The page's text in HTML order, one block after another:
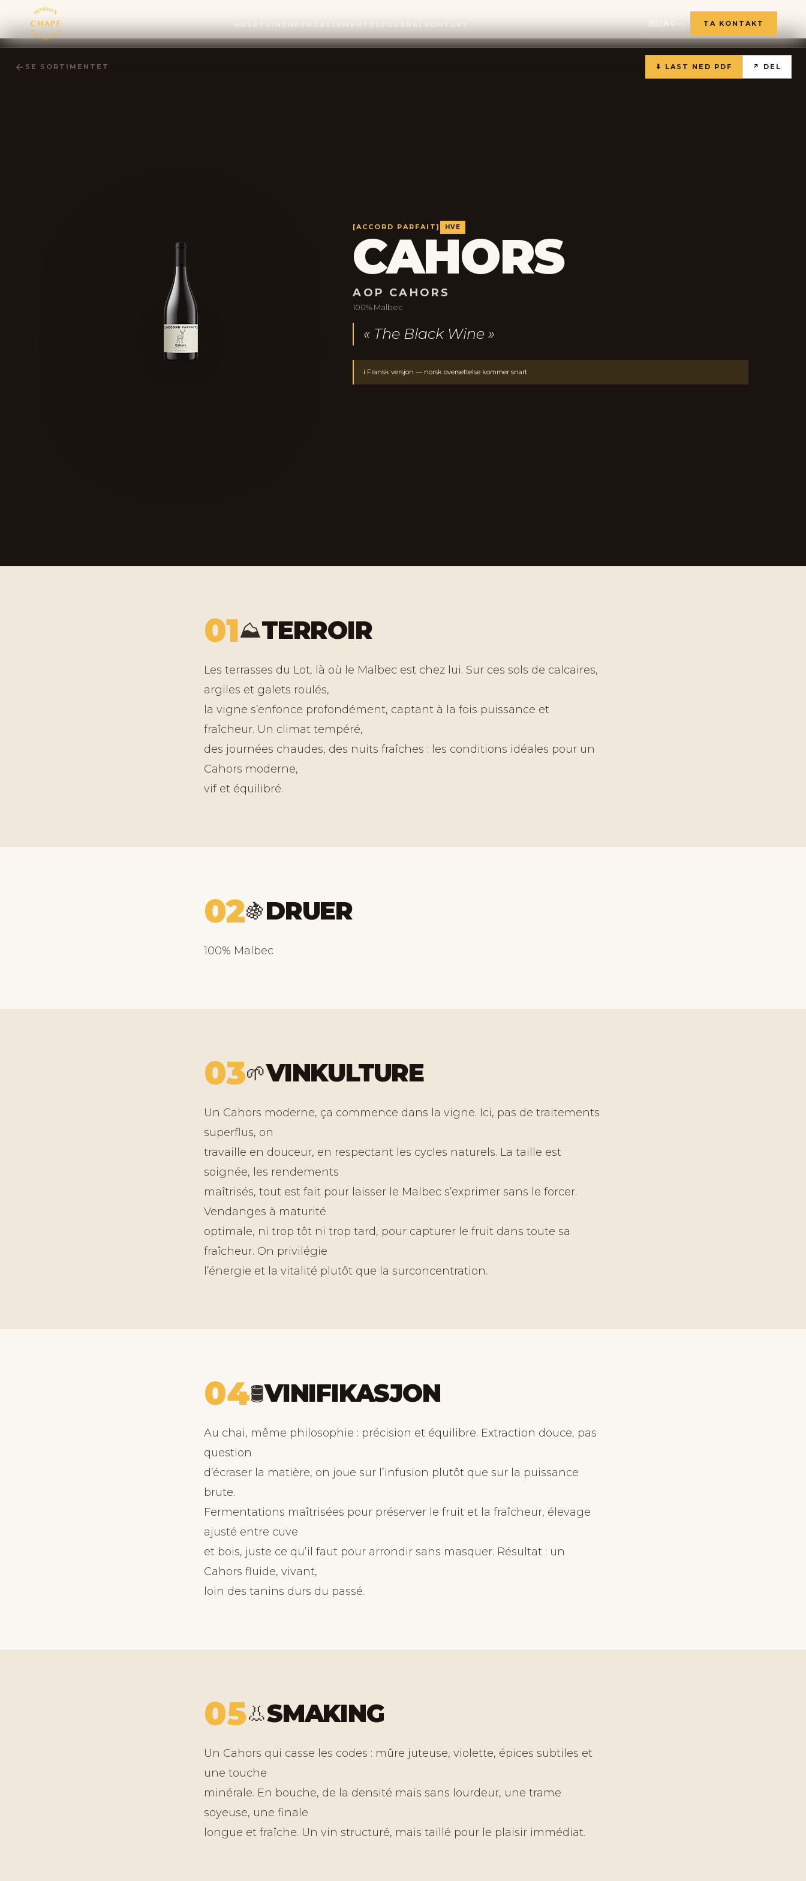
🇳🇴 NO
🇫🇷
TA KONTAKT
SE SORTIMENTET ⬇ LAST NED PDF ↗ DEL
[ACCORD PARFAIT] HVE
CAHORS
AOP CAHORS
100% Malbec
« The Black Wine »
ℹ️ Fransk versjon — norsk oversettelse kommer snart
01⛰️TERROIR
Les terrasses du Lot, là où le Malbec est chez lui. Sur ces sols de calcaires,
argiles et galets roulés,
la vigne s’enfonce profondément, captant à la fois puissance et
fraîcheur. Un climat tempéré,
des journées chaudes, des nuits fraîches : les conditions idéales pour un
Cahors moderne,
vif et équilibré.
02🍇DRUER
100% Malbec
03🌱VINKULTURE
Un Cahors moderne, ça commence dans la vigne. Ici, pas de traitements
superflus, on
travaille en douceur, en respectant les cycles naturels. La taille est
soignée, les rendements
maîtrisés, tout est fait pour laisser le Malbec s’exprimer sans le forcer.
Vendanges à maturité
optimale, ni trop tôt ni trop tard, pour capturer le fruit dans toute sa
fraîcheur. On privilégie
l’énergie et la vitalité plutôt que la surconcentration.
04🛢️VINIFIKASJON
Au chai, même philosophie : précision et équilibre. Extraction douce, pas
question
d’écraser la matière, on joue sur l’infusion plutôt que sur la puissance
brute.
Fermentations maîtrisées pour préserver le fruit et la fraîcheur, élevage
ajusté entre cuve
et bois, juste ce qu’il faut pour arrondir sans masquer. Résultat : un
Cahors fluide, vivant,
loin des tanins durs du passé.
05👃SMAKING
Un Cahors qui casse les codes : mûre juteuse, violette, épices subtiles et
une touche
minérale. En bouche, de la densité mais sans lourdeur, une trame
soyeuse, une finale
longue et fraîche. Un vin structuré, mais taillé pour le plaisir immédiat.